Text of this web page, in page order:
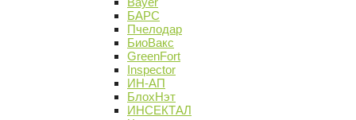
БАРС
Пчелодар
БиоВакс
GreenFort
Inspector
ИН-АП
БлохНэт
ИНСЕКТАЛ